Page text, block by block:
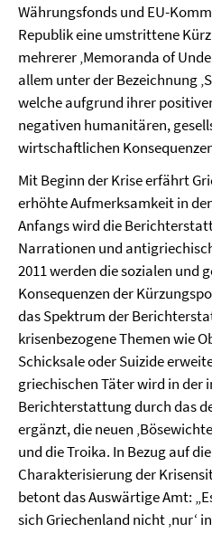
Währungsfonds und EU-
Republik eine umstrittene
mehrerer ‚Memoranda of
allem unter der Bezeichnung
welche aufgrund ihrer
negativen humanitären,
wirtschaftlichen
Mit Beginn der Krise erfährt
erhöhte Aufmerksamkeit in
Anfangs wird die
Narrationen und
2011 werden die sozialen und
Konsequenzen der
das Spektrum der
krisenbezogene Themen wie
Schicksale oder Suizide
griechischen Täter wird in der
Berichterstattung durch das
ergänzt, die neuen
und die Troika. In Bezug auf
Charakterisierung der
betont das Auswärtige Amt:
sich Griechenland nicht ‚nur‘